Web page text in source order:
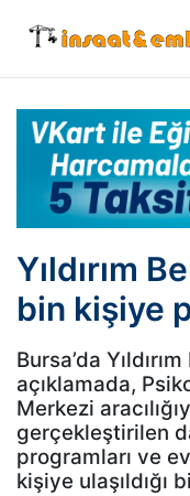
Yıldırım
bin kişiye
Bursa’da
açıklamada,
Merkezi
gerçekleştirilen
programları ve
kişiye ulaşıldığı